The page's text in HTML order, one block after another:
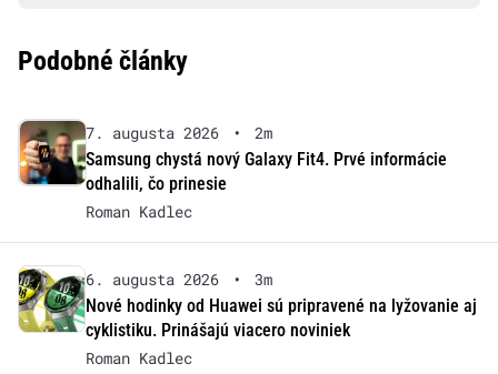
Podobné články
7. augusta 2026 •
2m
Samsung chystá nový Galaxy Fit4. Prvé informácie
odhalili, čo prinesie
Roman Kadlec
6. augusta 2026 •
3m
Nové hodinky od Huawei sú pripravené na lyžovanie aj
cyklistiku. Prinášajú viacero noviniek
Roman Kadlec